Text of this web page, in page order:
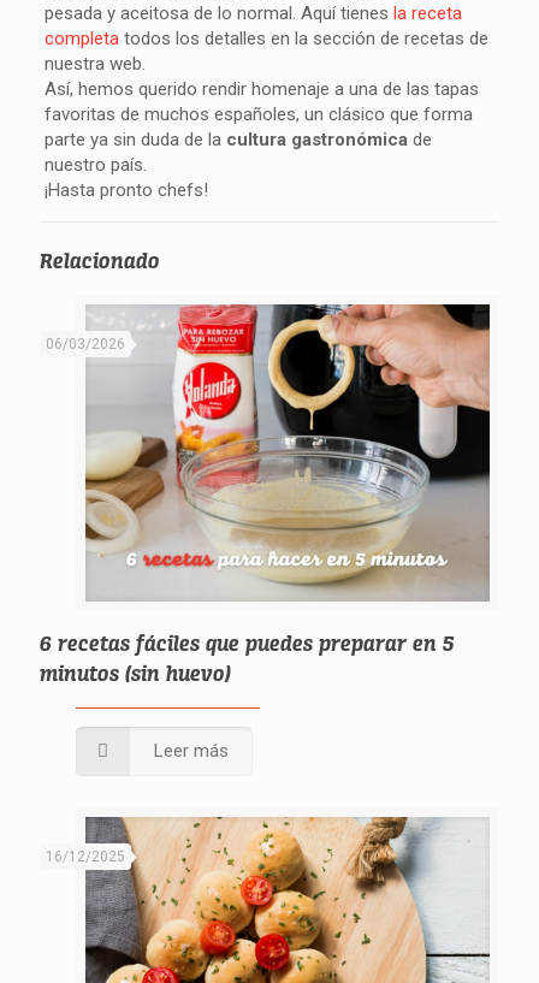
pesada y aceitosa de lo normal. Aquí tienes la receta
completa todos los detalles en la sección de recetas de
nuestra web.
Así, hemos querido rendir homenaje a una de las tapas
favoritas de muchos españoles, un clásico que forma
parte ya sin duda de la cultura gastronómicade
nuestro país.
¡Hasta pronto chefs!
Relacionado
06/03/2026
6 recetas fáciles que puedes preparar en 5
minutos (sin huevo)
Leer más
16/12/2025